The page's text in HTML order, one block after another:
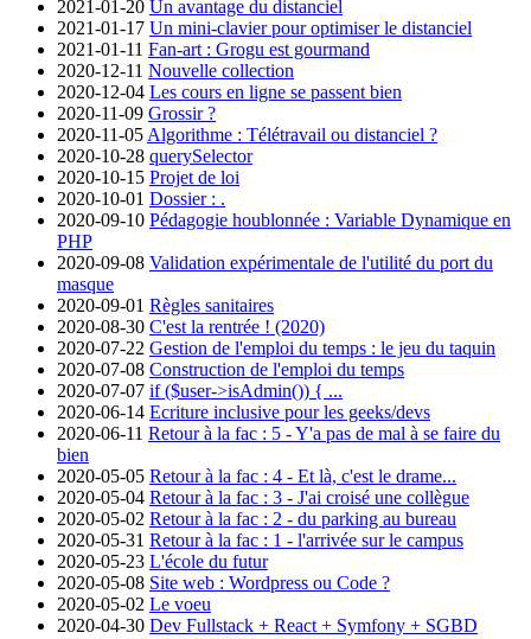
2021-01-20 Un avantage du distanciel
2021-01-17 Un mini-clavier pour optimiser le distanciel
2021-01-11 Fan-art : Grogu est gourmand
2020-12-11 Nouvelle collection
2020-12-04 Les cours en ligne se passent bien
2020-11-09 Grossir ?
2020-11-05 Algorithme : Télétravail ou distanciel ?
2020-10-28 querySelector
2020-10-15 Projet de loi
2020-10-01 Dossier : .
2020-09-10 Pédagogie houblonnée : Variable Dynamique en
PHP
2020-09-08 Validation expérimentale de l'utilité du port du
masque
2020-09-01 Règles sanitaires
2020-08-30 C'est la rentrée ! (2020)
2020-07-22 Gestion de l'emploi du temps : le jeu du taquin
2020-07-08 Construction de l'emploi du temps
2020-07-07 if ($user->isAdmin()) { ...
2020-06-14 Ecriture inclusive pour les geeks/devs
2020-06-11 Retour à la fac : 5 - Y'a pas de mal à se faire du
bien
2020-05-05 Retour à la fac : 4 - Et là, c'est le drame...
2020-05-04 Retour à la fac : 3 - J'ai croisé une collègue
2020-05-02 Retour à la fac : 2 - du parking au bureau
2020-05-31 Retour à la fac : 1 - l'arrivée sur le campus
2020-05-23 L'école du futur
2020-05-08 Site web : Wordpress ou Code ?
2020-05-02 Le voeu
2020-04-30 Dev Fullstack + React + Symfony + SGBD